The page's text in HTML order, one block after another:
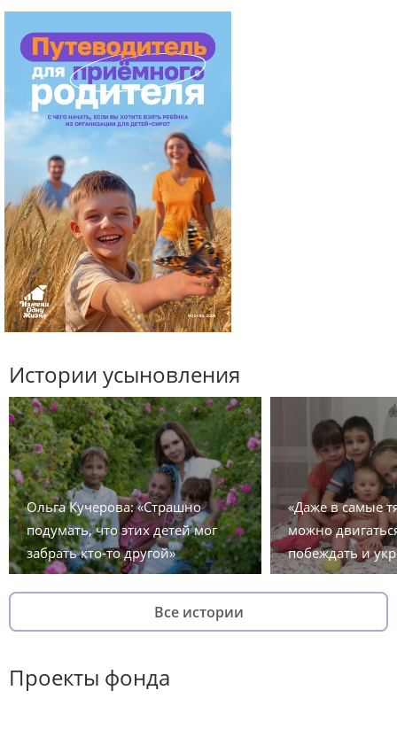
Истории усыновления
Ольга Кучерова: «Страшно
подумать, что этих детей мог
забрать кто-то другой»
«Даже в самые
можно
побеждать и
Все истории
Проекты фонда